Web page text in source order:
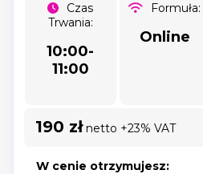
Czas
Trwania:
10:00-
11:00
Formuła:
Online
190 złnetto +23% VAT
W cenie otrzymujesz: